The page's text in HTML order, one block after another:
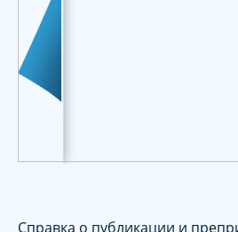
Справка о публикации и